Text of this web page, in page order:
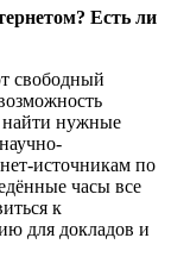
Есть ли
свободный
найти нужные
источникам по
часы все
к
для докладов и